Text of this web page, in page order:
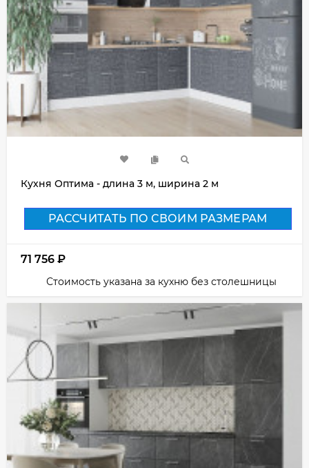
Кухня Оптима - длина 3 м, ширина 2 м
РАССЧИТАТЬ ПО СВОИМ РАЗМЕРАМ
71 756 ₽
Стоимость указана за кухню без столешницы